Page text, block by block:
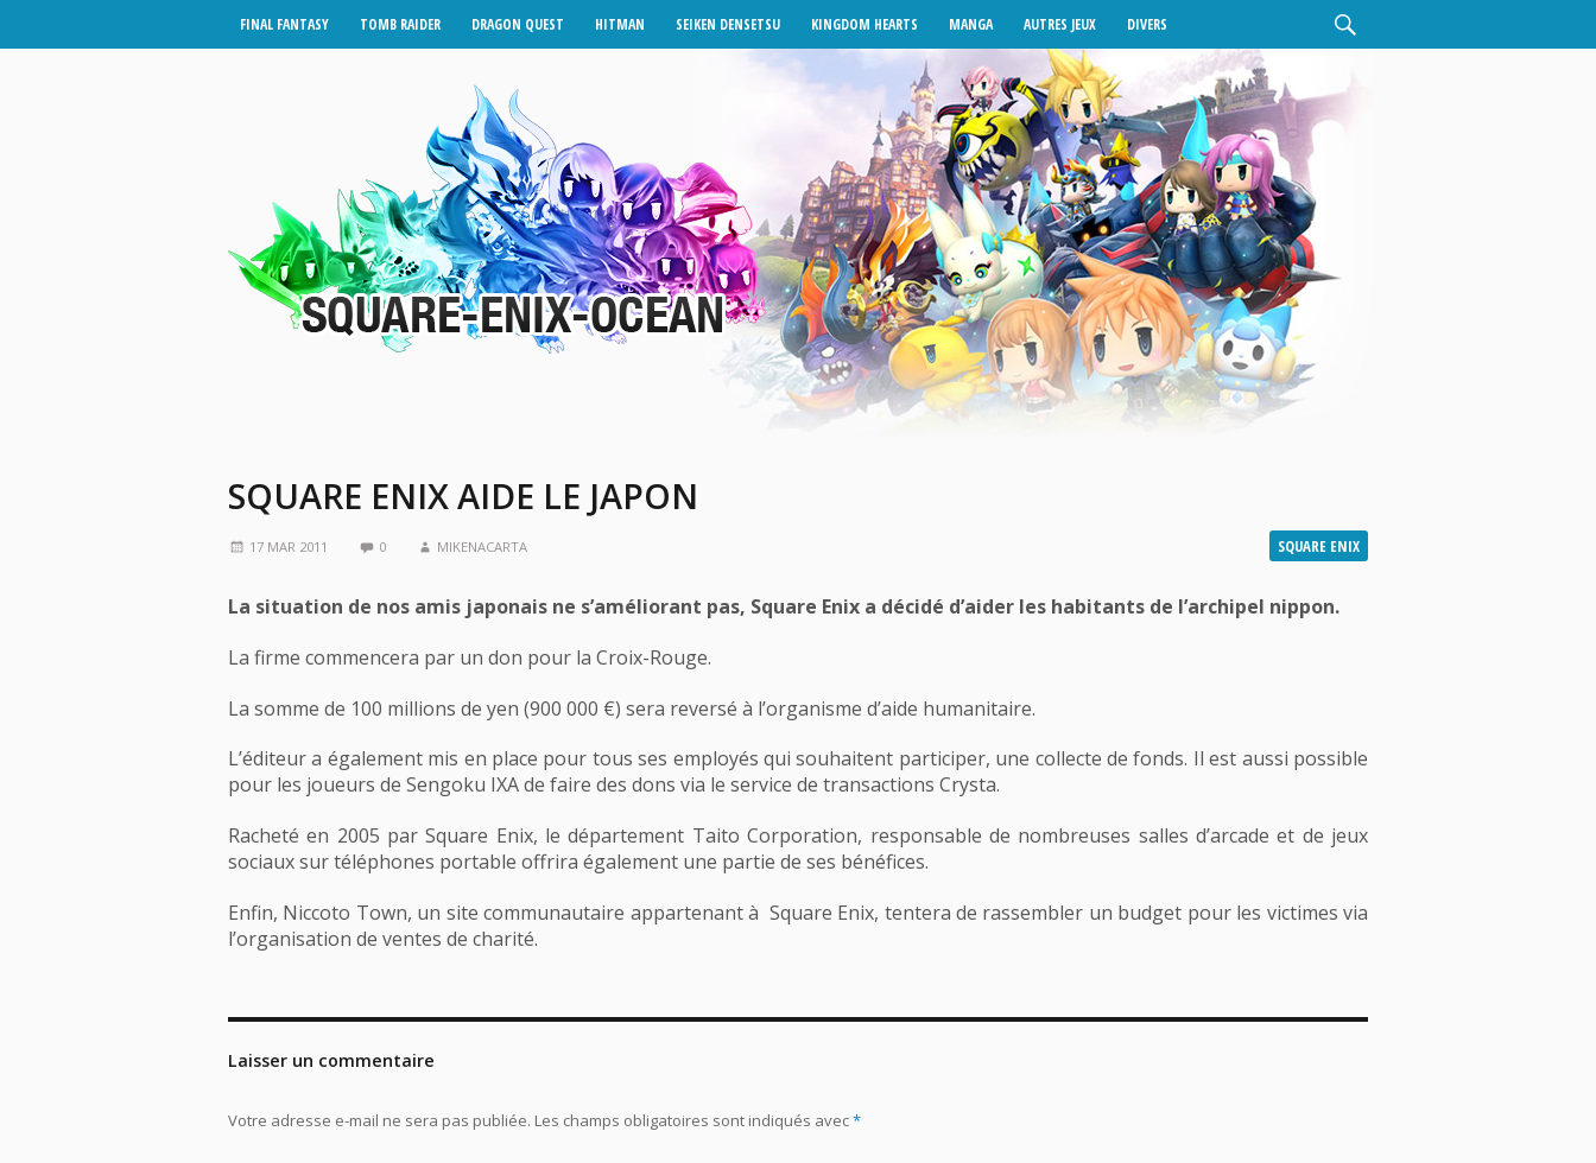
FINAL FANTASY TOMB RAIDER DRAGON QUEST HITMAN SEIKEN DENSETSU KINGDOM HEARTS MANGA AUTRES JEUX DIVERS
SQUARE ENIX AIDE LE JAPON
SQUARE ENIX
17 MAR 2011 0 MIKENACARTA
La situation de nos amis japonais ne s’améliorant pas, Square Enix a décidé d’aider les habitants de l’archipel nippon.
La firme commencera par un don pour la Croix-Rouge.
La somme de 100 millions de yen (900 000 €) sera reversé à l’organisme d’aide humanitaire.
L’éditeur a également mis en place pour tous ses employés qui souhaitent participer, une collecte de fonds. Il est aussi possible
pour les joueurs de Sengoku IXA de faire des dons via le service de transactions Crysta.
Racheté en 2005 par Square Enix, le département Taito Corporation, responsable de nombreuses salles d’arcade et de jeux
sociaux sur téléphones portable offrira également une partie de ses bénéfices.
Enfin, Niccoto Town, un site communautaire appartenant à Square Enix, tentera de rassembler un budget pour les victimes via
l’organisation de ventes de charité.
Laisser un commentaire
Votre adresse e-mail ne sera pas publiée. Les champs obligatoires sont indiqués avec*